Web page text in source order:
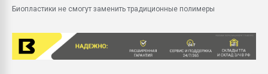
Подмосковье, Москва
28.07.2026
Биопластики не смогут заменить традиционные полимеры